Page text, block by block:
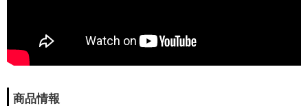
商品情報